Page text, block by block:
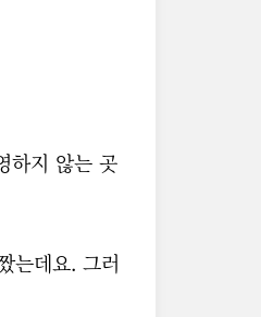
하지 않는 곳
는데요. 그러